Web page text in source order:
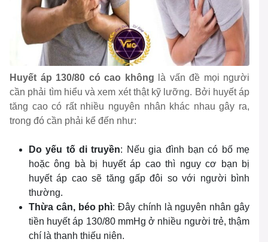
Huyết áp 130/80 có cao không là vấn đề mọi người
cần phải tìm hiểu và xem xét thật kỹ lưỡng. Bởi huyết áp
tăng cao có rất nhiều nguyên nhân khác nhau gây ra,
trong đó cần phải kể đến như:
Do yếu tố di truyền: Nếu gia đình bạn có bố mẹ
hoặc ông bà bị huyết áp cao thì nguy cơ bạn bị
huyết áp cao sẽ tăng gấp đôi so với người bình
thường.
Thừa cân, béo phì: Đây chính là nguyên nhân gây
tiền huyết áp 130/80 mmHg ở nhiều người trẻ, thậm
chí là thanh thiếu niên.